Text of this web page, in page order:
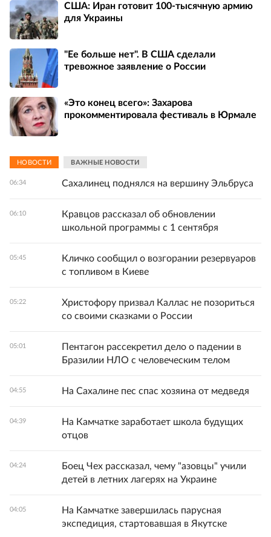
США: Иран готовит 100-тысячную армию
для Украины
"Ее больше нет". В США сделали
тревожное заявление о России
«Это конец всего»: Захарова
прокомментировала фестиваль в Юрмале
НОВОСТИ ВАЖНЫЕ НОВОСТИ
06:34 Сахалинец поднялся на вершину Эльбруса
06:10
Кравцов рассказал об обновлении
школьной программы с 1 сентября
05:45
Кличко сообщил о возгорании резервуаров
с топливом в Киеве
05:22
Христофору призвал Каллас не позориться
со своими сказками о России
05:01
Пентагон рассекретил дело о падении в
Бразилии НЛО с человеческим телом
04:55 На Сахалине пес спас хозяина от медведя
04:39
На Камчатке заработает школа будущих
отцов
04:24
Боец Чех рассказал, чему "азовцы" учили
детей в летних лагерях на Украине
04:05
На Камчатке завершилась парусная
экспедиция, стартовавшая в Якутске